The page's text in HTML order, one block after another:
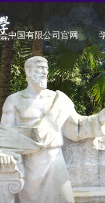
中国有限公司官网